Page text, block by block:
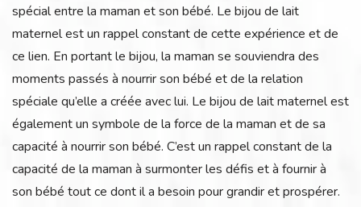
spécial entre la maman et son bébé. Le bijou de lait
maternel est un rappel constant de cette expérience et de
ce lien. En portant le bijou, la maman se souviendra des
moments passés à nourrir son bébé et de la relation
spéciale qu’elle a créée avec lui. Le bijou de lait maternel est
également un symbole de la force de la maman et de sa
capacité à nourrir son bébé. C’est un rappel constant de la
capacité de la maman à surmonter les défis et à fournir à
son bébé tout ce dont il a besoin pour grandir et prospérer.